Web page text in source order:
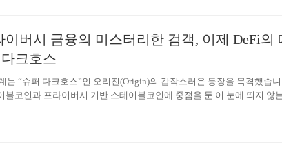
Party시간: 9월 26일 18:00~24:00장소: Avecque Cheongdam링
23일 저녁 한국에서 첫 ‘밈코인 트레이딩 대회’(MemeCoin Trading
한국 시장 데뷔 무대일 뿐만 아니라, 탈중앙화 거래소(DEX) 분야에서
도 DEX 플랫폼으로서 Ave.ai는 항상 Web3 산업의 혁신과 성장을 이끌
이며, 강력한 자원 통합 능력과 시장 개척 역량을 증명할 예정이다. 이
이버시 금융의 미스터리한 검객, 이제 DeFi의
크호스
는 “슈퍼 다크호스”인 오리진(Origin)의 갑작스러운 등장을 목격했습니
블코인과 프라이버시 기반 스테이블코인에 중점을 둔 이 눈에 띄지 않
서 두 번째로 큰 DeFi LP 프로젝트가 되었습니다.“오리진 현상(Origin